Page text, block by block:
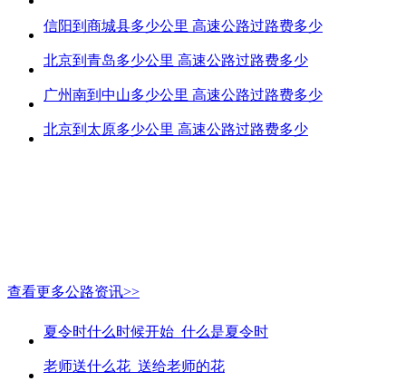
信阳到商城县多少公里 高速公路过路费多少
北京到青岛多少公里 高速公路过路费多少
广州南到中山多少公里 高速公路过路费多少
北京到太原多少公里 高速公路过路费多少
查看更多公路资讯>>
夏令时什么时候开始_什么是夏令时
老师送什么花_送给老师的花